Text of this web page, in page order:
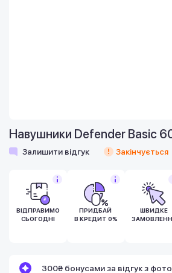
Навушники Defender Basic
Залишити відгук Закінчується
ВІДПРАВИМО
СЬОГОДНІ
ПРИДБАЙ
В КРЕДИТ 0%
ШВИДКЕ
300₴ бонусами за відгук з фото
після покупки.